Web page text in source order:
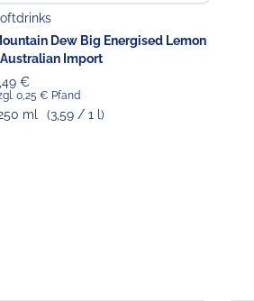
Dew Big Energised Lemon
Import
€
0,25 € Pfand
ml (3,59 / 1 l)